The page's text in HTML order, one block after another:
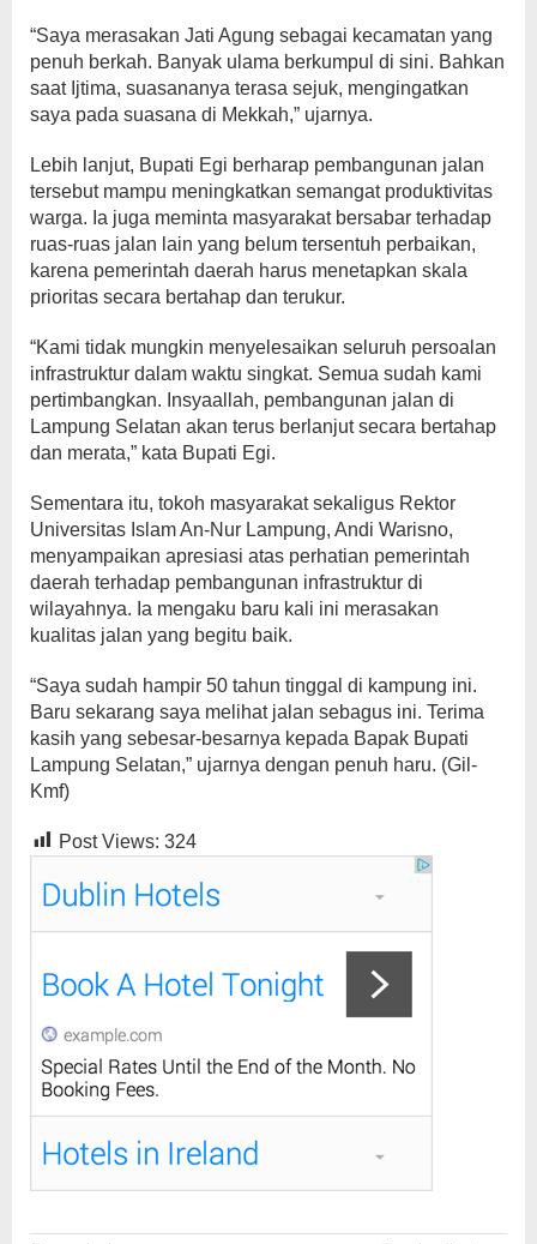
“Saya merasakan Jati Agung sebagai kecamatan yang
penuh berkah. Banyak ulama berkumpul di sini. Bahkan
saat Ijtima, suasananya terasa sejuk, mengingatkan
saya pada suasana di Mekkah,” ujarnya.
Lebih lanjut, Bupati Egi berharap pembangunan jalan
tersebut mampu meningkatkan semangat produktivitas
warga. Ia juga meminta masyarakat bersabar terhadap
ruas-ruas jalan lain yang belum tersentuh perbaikan,
karena pemerintah daerah harus menetapkan skala
prioritas secara bertahap dan terukur.
“Kami tidak mungkin menyelesaikan seluruh persoalan
infrastruktur dalam waktu singkat. Semua sudah kami
pertimbangkan. Insyaallah, pembangunan jalan di
Lampung Selatan akan terus berlanjut secara bertahap
dan merata,” kata Bupati Egi.
Sementara itu, tokoh masyarakat sekaligus Rektor
Universitas Islam An-Nur Lampung, Andi Warisno,
menyampaikan apresiasi atas perhatian pemerintah
daerah terhadap pembangunan infrastruktur di
wilayahnya. Ia mengaku baru kali ini merasakan
kualitas jalan yang begitu baik.
“Saya sudah hampir 50 tahun tinggal di kampung ini.
Baru sekarang saya melihat jalan sebagus ini. Terima
kasih yang sebesar-besarnya kepada Bapak Bupati
Lampung Selatan,” ujarnya dengan penuh haru. (Gil-
Kmf)
Post Views: 324